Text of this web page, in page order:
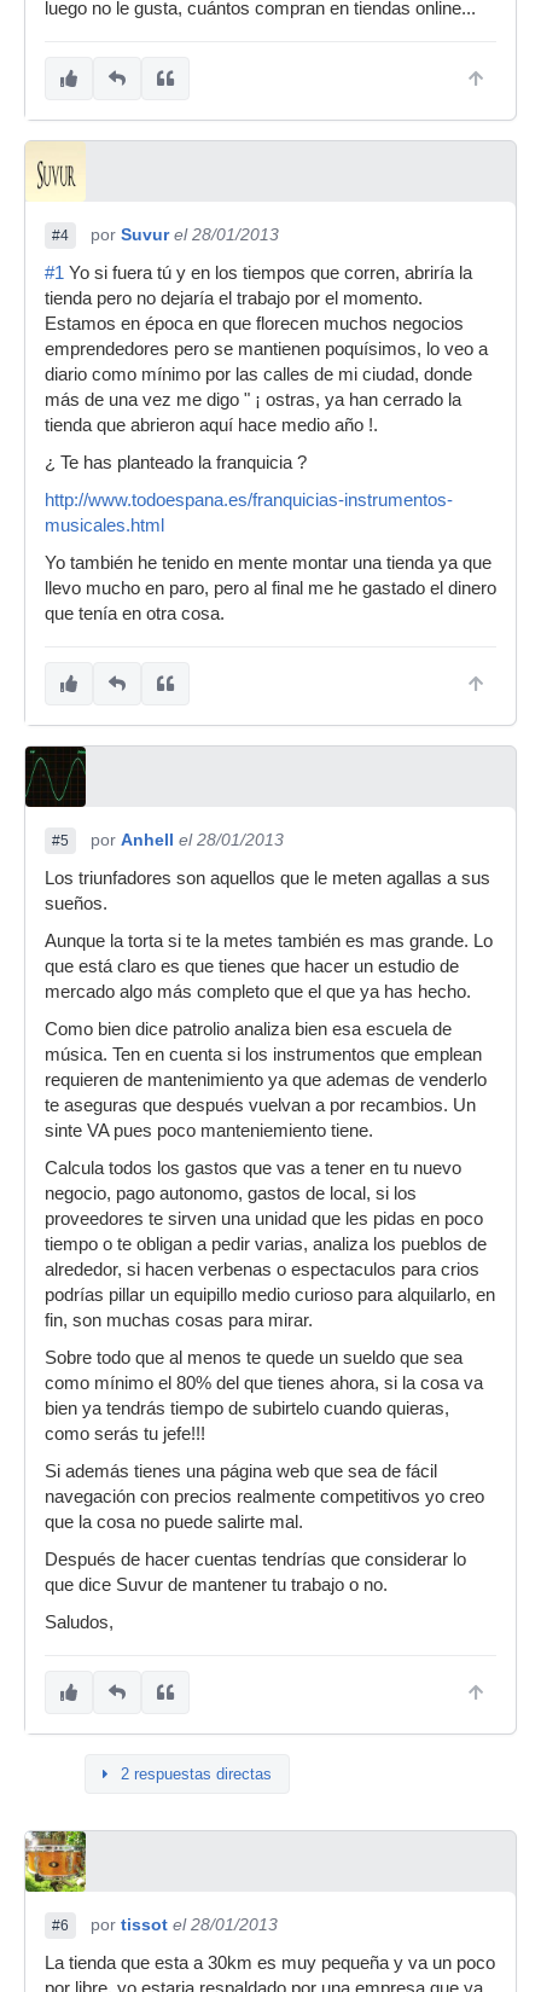
luego no le gusta, cuántos compran en tiendas online...
#4 por Suvur el 28/01/2013
#1 Yo si fuera tú y en los tiempos que corren, abriría la
tienda pero no dejaría el trabajo por el momento.
Estamos en época en que florecen muchos negocios
emprendedores pero se mantienen poquísimos, lo veo a
diario como mínimo por las calles de mi ciudad, donde
más de una vez me digo " ¡ ostras, ya han cerrado la
tienda que abrieron aquí hace medio año !.
¿ Te has planteado la franquicia ?
http://www.todoespana.es/franquicias-instrumentos-
musicales.html
Yo también he tenido en mente montar una tienda ya que
llevo mucho en paro, pero al final me he gastado el dinero
que tenía en otra cosa.
#5 por Anhell el 28/01/2013
Los triunfadores son aquellos que le meten agallas a sus
sueños.
Aunque la torta si te la metes también es mas grande. Lo
que está claro es que tienes que hacer un estudio de
mercado algo más completo que el que ya has hecho.
Como bien dice patrolio analiza bien esa escuela de
música. Ten en cuenta si los instrumentos que emplean
requieren de mantenimiento ya que ademas de venderlo
te aseguras que después vuelvan a por recambios. Un
sinte VA pues poco manteniemiento tiene.
Calcula todos los gastos que vas a tener en tu nuevo
negocio, pago autonomo, gastos de local, si los
proveedores te sirven una unidad que les pidas en poco
tiempo o te obligan a pedir varias, analiza los pueblos de
alrededor, si hacen verbenas o espectaculos para crios
podrías pillar un equipillo medio curioso para alquilarlo, en
fin, son muchas cosas para mirar.
Sobre todo que al menos te quede un sueldo que sea
como mínimo el 80% del que tienes ahora, si la cosa va
bien ya tendrás tiempo de subirtelo cuando quieras,
como serás tu jefe!!!
Si además tienes una página web que sea de fácil
navegación con precios realmente competitivos yo creo
que la cosa no puede salirte mal.
Después de hacer cuentas tendrías que considerar lo
que dice Suvur de mantener tu trabajo o no.
Saludos,
2 respuestas directas
#6 por tissot el 28/01/2013
La tienda que esta a 30km es muy pequeña y va un poco